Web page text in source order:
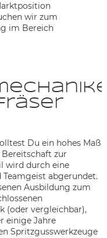
wir zum
im Bereich
Du ein hohes Maß
zur
wird durch eine
abgerundet.
Ausbildung zum
(oder vergleichbar),
einige Jahre
Spritzgusswerkzeuge